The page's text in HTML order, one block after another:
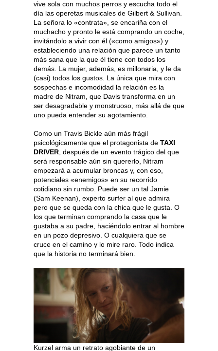
vive sola con muchos perros y escucha todo el
día las operetas musicales de Gilbert & Sullivan.
La señora lo «contrata», se encariña con el
muchacho y pronto le está comprando un coche,
invitándolo a vivir con él («como amigos») y
estableciendo una relación que parece un tanto
más sana que la que él tiene con todos los
demás. La mujer, además, es millonaria, y le da
(casi) todos los gustos. La única que mira con
sospechas e incomodidad la relación es la
madre de Nitram, que Davis transforma en un
ser desagradable y monstruoso, más allá de que
uno pueda entender su agotamiento.
Como un Travis Bickle aún más frágil
psicológicamente que el protagonista de TAXI
DRIVER , después de un evento trágico del que
será responsable aún sin quererlo, Nitram
empezará a acumular broncas y, con eso,
potenciales «enemigos» en su recorrido
cotidiano sin rumbo. Puede ser un tal Jamie
(Sam Keenan), experto surfer al que admira
pero que se queda con la chica que le gusta. O
los que terminan comprando la casa que le
gustaba a su padre, haciéndolo entrar al hombre
en un pozo depresivo. O cualquiera que se
cruce en el camino y lo mire raro. Todo indica
que la historia no terminará bien.
Kurzel arma un retrato agobiante de un